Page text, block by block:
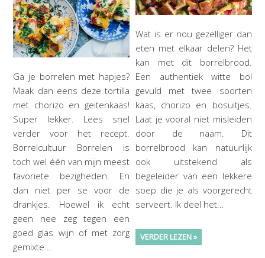
Ga je borrelen met hapjes?
Maak dan eens deze tortilla
met chorizo en geitenkaas!
Super lekker. Lees snel
verder voor het recept.
Borrelcultuur Borrelen is
toch wel één van mijn meest
favoriete bezigheden. En
dan niet per se voor de
drankjes. Hoewel ik echt
geen nee zeg tegen een
goed glas wijn of met zorg
gemixte…
Wat is er nou gezelliger dan
eten met elkaar delen? Het
kan met dit borrelbrood.
Een authentiek witte bol
gevuld met twee soorten
kaas, chorizo en bosuitjes.
Laat je vooral niet misleiden
door de naam. Dit
borrelbrood kan natuurlijk
ook uitstekend als
begeleider van een lekkere
soep die je als voorgerecht
serveert. Ik deel het…
VERDER LEZEN »